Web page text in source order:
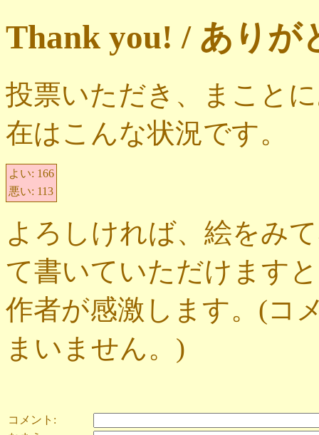
Thank you! / ありが
投票いただき、まこと
在はこんな状況です。
よい: 166
悪い: 113
よろしければ、絵をみ
て書いていただけます
作者が感激します。(コ
まいません。)
コメント: